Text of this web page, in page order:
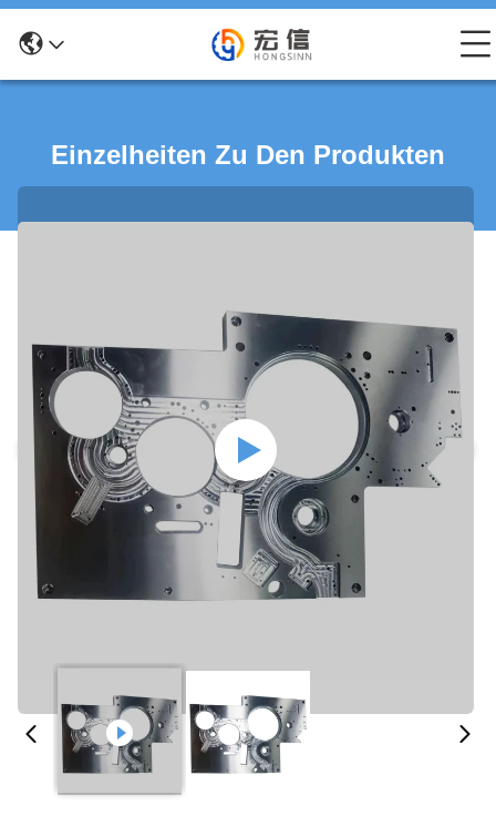
Einzelheiten Zu Den Produkten